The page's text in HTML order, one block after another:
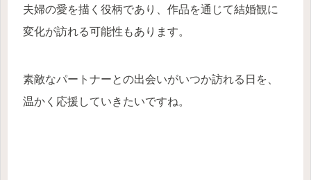
夫婦の愛を描く役柄であり、作品を通じて結婚観に
変化が訪れる可能性もあります。
素敵なパートナーとの出会いがいつか訪れる日を、
温かく応援していきたいですね。